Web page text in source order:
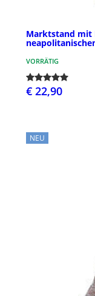
Marktstand mit
VORRÄTIG
€ 22,90
NEU